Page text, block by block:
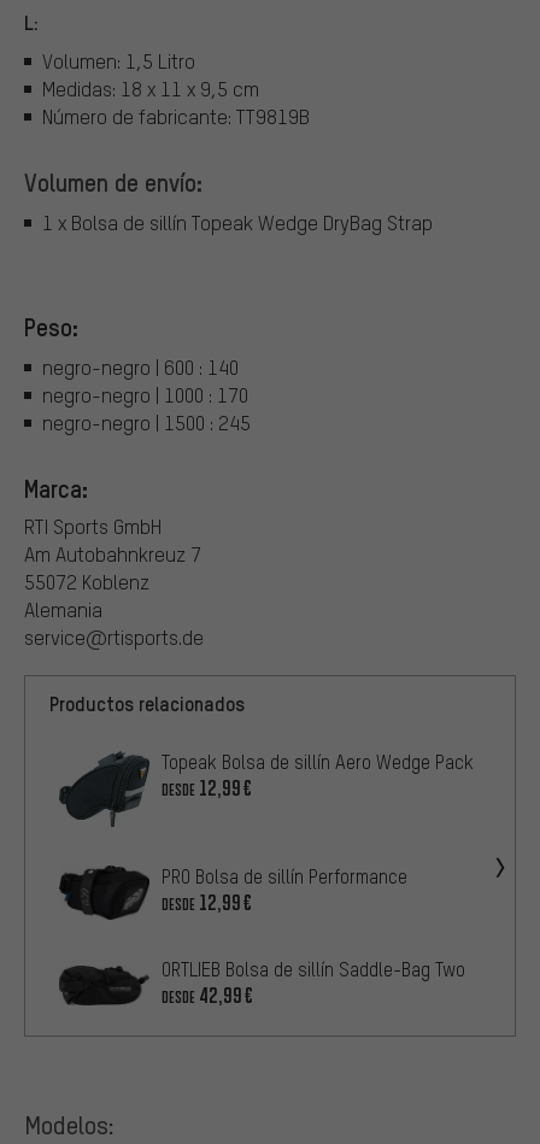
L:
Volumen: 1,5 Litro
Medidas: 18 x 11 x 9,5 cm
Número de fabricante: TT9819B
Volumen de envío:
1 x Bolsa de sillín Topeak Wedge DryBag Strap
Peso:
negro-negro | 600 : 140
negro-negro | 1000 : 170
negro-negro | 1500 : 245
Marca:
RTI Sports GmbH
Am Autobahnkreuz 7
55072 Koblenz
Alemania
service@rtisports.de
Productos relacionados
Topeak Bolsa de sillín Aero Wedge Pack
DESDE 12,99€
PRO Bolsa de sillín Performance
DESDE 12,99€
ORTLIEB Bolsa de sillín Saddle-Bag Two
DESDE 42,99€
Modelos: